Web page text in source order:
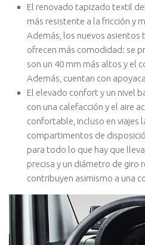
El renovado tapizado textil
más resistente a la fricción y
Además, los nuevos asientos
ofrecen más comodidad: se
son un 40 mm más altos y el
Además, cuentan con
El elevado confort y un nivel
con una calefacción y el aire
confortable, incluso en viajes
compartimentos de
para todo lo que hay que
precisa y un diámetro de giro
contribuyen asimismo a una